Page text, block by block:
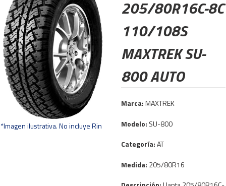
*Imagen ilustrativa. No incluye Rin
205/80R16C-8C
110/108S
MAXTREK SU-
800 AUTO
Marca:MAXTREK
Modelo: SU-800
Categoría:AT
Medida: 205/80R16